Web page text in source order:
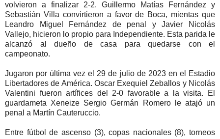
volvieron a finalizar 2-2. Guillermo Matías Fernández y
Sebastián Villa convirtieron a favor de Boca, mientas que
Leandro Miguel Fernández de penal y Javier Nicolás
Vallejo, hicieron lo propio para Independiente. Esta parida le
alcanzó al dueño de casa para quedarse con el
campeonato.
Jugaron por última vez el 29 de julio de 2023 en el Estadio
Libertadores de América. Oscar Exequiel Zeballos y Nicolás
Valentini fueron artífices del 2-0 favorable a la visita. El
guardameta Xeneize Sergio Germán Romero le atajó un
penal a Martín Cauteruccio.
Entre fútbol de ascenso (3), copas nacionales (8), torneos